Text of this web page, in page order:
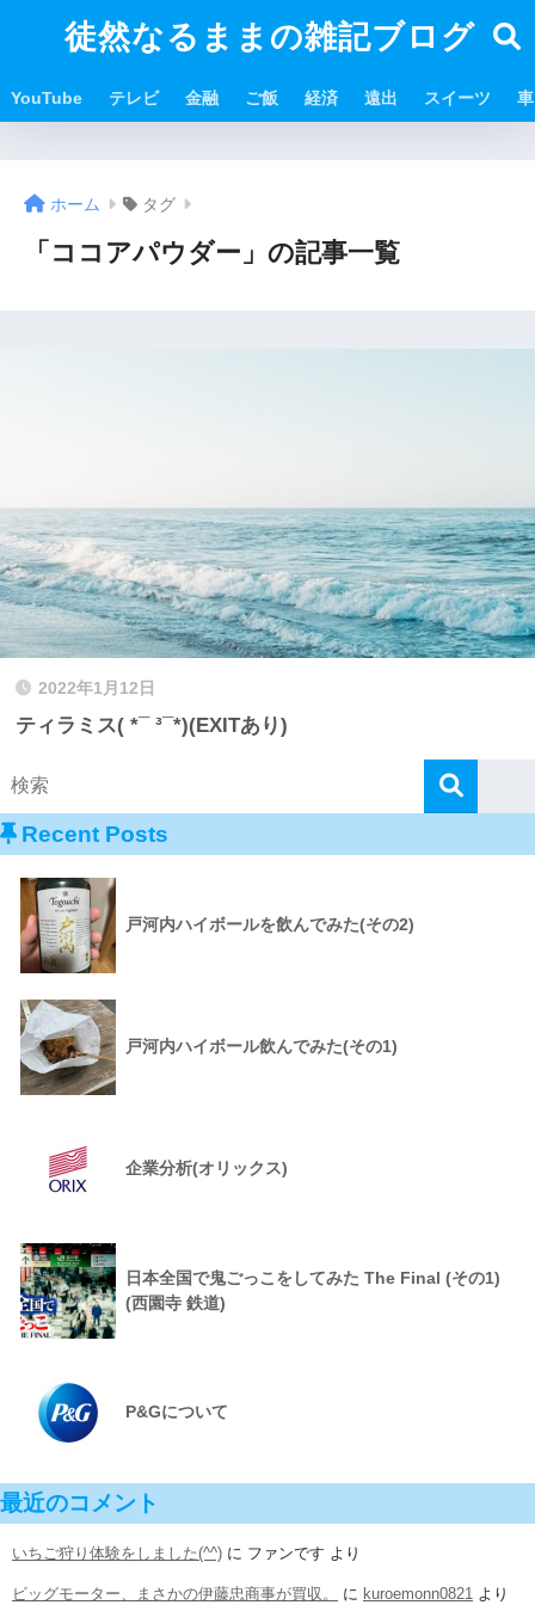
徒然なるままの雑記ブログ
YouTube テレビ 金融 ご飯 経済 遠出 スイーツ 車
ホーム タグ
「ココアパウダー」の記事一覧
2022年1月12日
ティラミス( *¯ ³¯*)(EXITあり)
Recent Posts
戸河内ハイボールを飲んでみた(その2)
戸河内ハイボール飲んでみた(その1)
企業分析(オリックス)
日本全国で鬼ごっこをしてみた The Final (その1)
(西園寺 鉄道)
P&Gについて
最近のコメント
いちご狩り体験をしました(^^) に ファンです より
ビッグモーター、まさかの伊藤忠商事が買収。 に kuroemonn0821 より